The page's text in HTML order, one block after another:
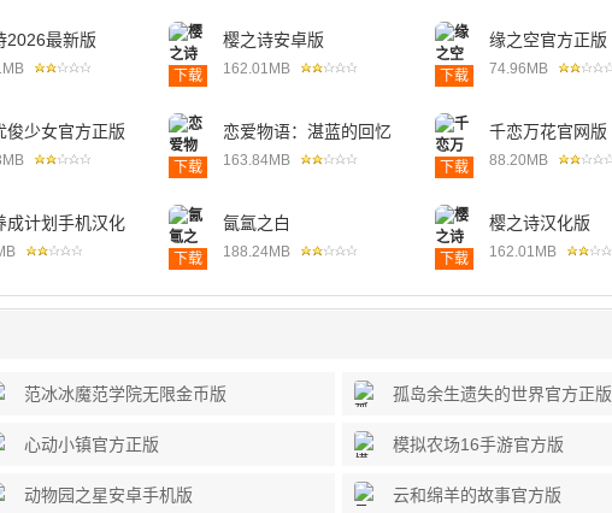
2026最新版
下载
樱之诗安卓版
162.01MB 下载
缘之空官方正版
74.96MB
俊少女官方正版
下载
恋爱物语：湛蓝的回忆
163.84MB 下载
千恋万花官网版
88.20MB
成计划手机汉化
下载
氤氲之白
188.24MB 下载
樱之诗汉化版
162.01MB
范冰冰魔范学院无限金币版 孤岛余生遗失的世界官方正版
心动小镇官方正版 模拟农场16手游官方版
动物园之星安卓手机版 云和绵羊的故事官方版